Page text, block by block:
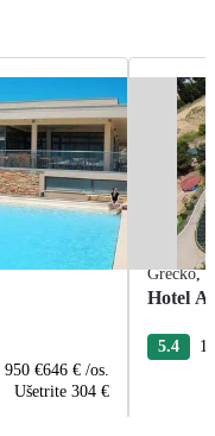
950 €646 € /os.
Ušetrite 304 €
Grécko,
Hotel
5.4